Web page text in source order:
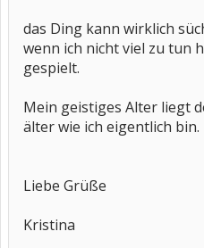
das Ding kann wirklich
wenn ich nicht viel zu tun
gespielt.
Mein geistiges Alter liegt
älter wie ich eigentlich bin.
Liebe Grüße
Kristina